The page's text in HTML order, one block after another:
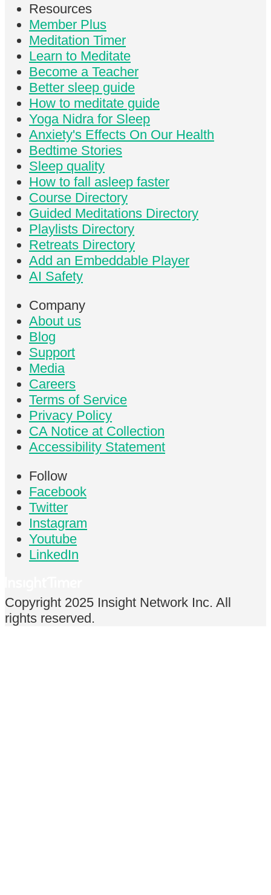
Resources
Member Plus
Meditation Timer
Learn to Meditate
Become a Teacher
Better sleep guide
How to meditate guide
Yoga Nidra for Sleep
Anxiety's Effects On Our Health
Bedtime Stories
Sleep quality
How to fall asleep faster
Course Directory
Guided Meditations Directory
Playlists Directory
Retreats Directory
Add an Embeddable Player
AI Safety
Company
About us
Blog
Support
Media
Careers
Terms of Service
Privacy Policy
CA Notice at Collection
Accessibility Statement
Follow
Facebook
Twitter
Instagram
Youtube
LinkedIn
Copyright 2025 Insight Network Inc. All
rights reserved.